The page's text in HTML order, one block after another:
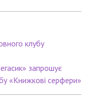
клубу
запрошує
«Книжкові серфери»